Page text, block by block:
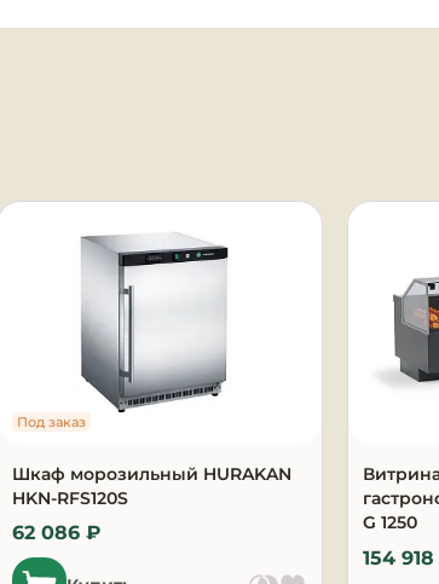
Шкаф морозильный HURAKAN
HKN-RFS120S
Под заказ
62 086 ₽
G 1250
154